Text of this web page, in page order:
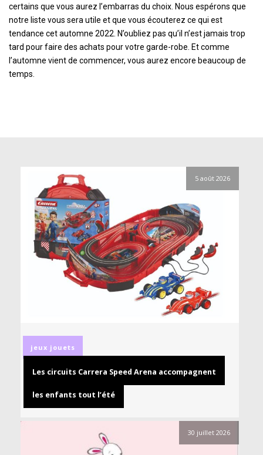
certains que vous aurez l’embarras du choix. Nous espérons que
notre liste vous sera utile et que vous écouterez ce qui est
tendance cet automne 2022. N’oubliez pas qu’il n’est jamais trop
tard pour faire des achats pour votre garde-robe. Et comme
l’automne vient de commencer, vous aurez encore beaucoup de
temps.
5 août 2026
jeux jouets
Les circuits Carrera Speed Arena accompagnent
les enfants tout l’été
30 juillet 2026